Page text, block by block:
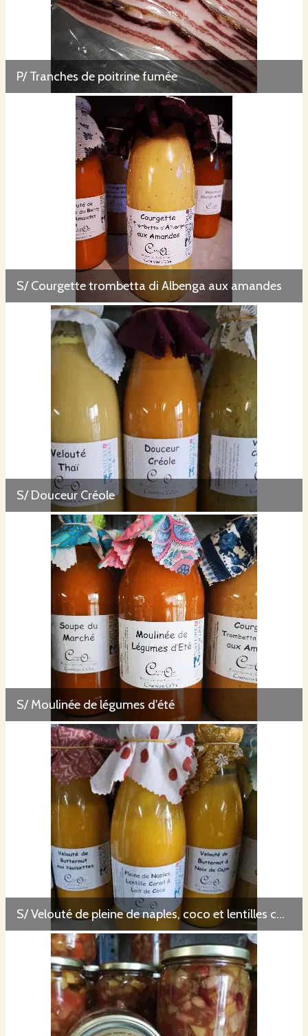
P/ Tranches de poitrine fumée
S/ Courgette trombetta di Albenga aux amandes
S/ Douceur Créole
S/ Moulinée de légumes d'été
S/ Velouté de pleine de naples, coco et lentilles corail 73cl